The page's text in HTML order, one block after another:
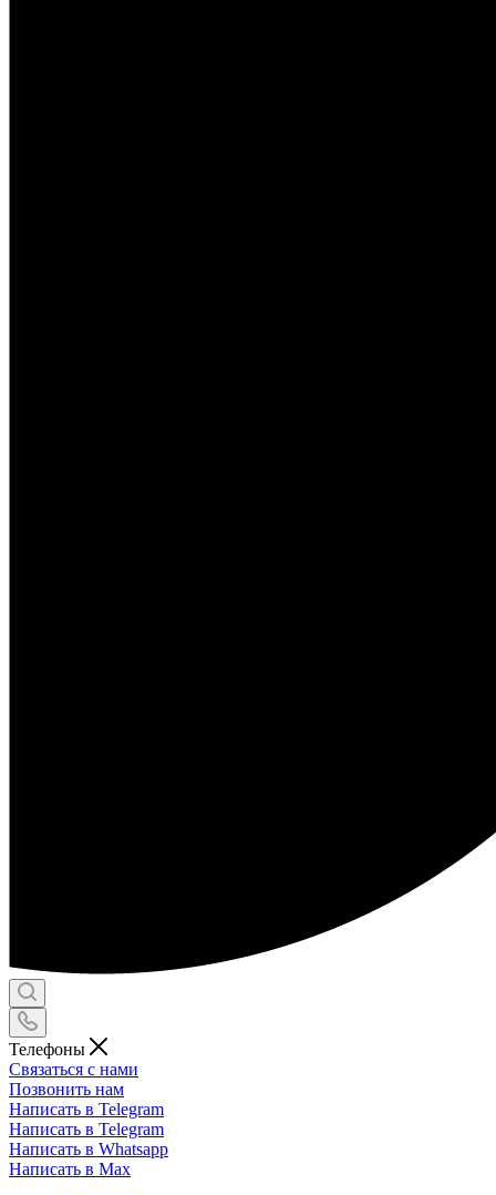
Телефоны
Связаться с нами
Позвонить нам
Написать в Telegram
Написать в Telegram
Написать в Whatsapp
Написать в Max